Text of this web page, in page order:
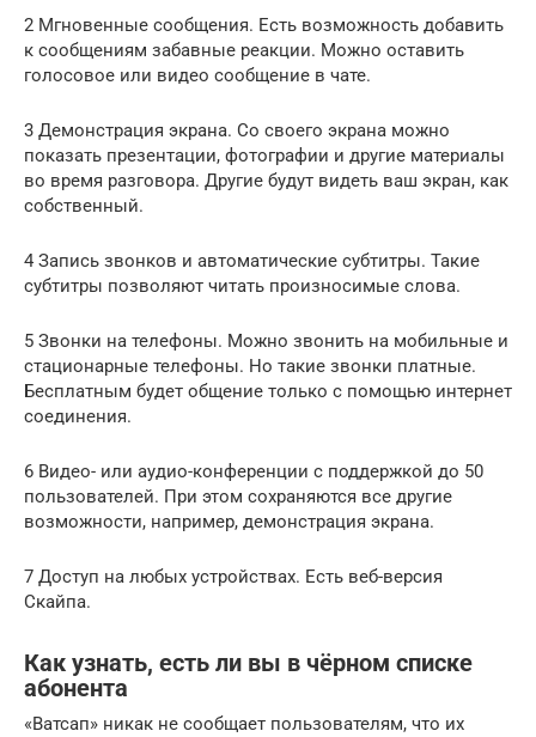
2 Мгновенные сообщения. Есть возможность добавить
к сообщениям забавные реакции. Можно оставить
голосовое или видео сообщение в чате.
3 Демонстрация экрана. Со своего экрана можно
показать презентации, фотографии и другие материалы
во время разговора. Другие будут видеть ваш экран, как
собственный.
4 Запись звонков и автоматические субтитры. Такие
субтитры позволяют читать произносимые слова.
5 Звонки на телефоны. Можно звонить на мобильные и
стационарные телефоны. Но такие звонки платные.
Бесплатным будет общение только с помощью интернет
соединения.
6 Видео- или аудио-конференции с поддержкой до 50
пользователей. При этом сохраняются все другие
возможности, например, демонстрация экрана.
7 Доступ на любых устройствах. Есть веб-версия
Скайпа.
Как узнать, есть ли вы в чёрном списке
абонента
«Ватсап» никак не сообщает пользователям, что их